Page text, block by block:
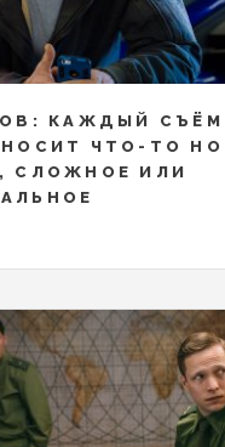
КАЖДЫЙ
ЧТО-ТО
СЛОЖНОЕ ИЛИ